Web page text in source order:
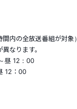
内の全放送番組が対象）
なります。
12：00
：00